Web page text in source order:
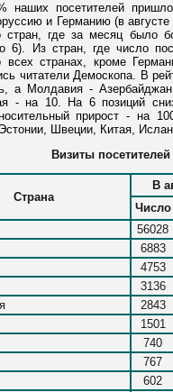
наших посетителей
и Германию (в
где за месяц было
6). Из стран, где число
всех странах, кроме
читатели Демоскопа. В
а Молдавия -
- на 10. На 6 позиций
прирост - на
Швеции, Китая,
Визиты
Страна
В
Число
56028
6883
4753
3136
2843
1501
740
767
602